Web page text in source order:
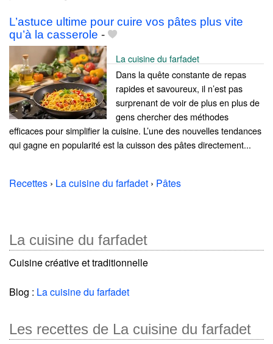
L’astuce ultime pour cuire vos pâtes plus vite
qu’à la casserole -
La cuisine du farfadet
Dans la quête constante de repas
rapides et savoureux, il n’est pas
surprenant de voir de plus en plus de
gens chercher des méthodes
efficaces pour simplifier la cuisine. L’une des nouvelles tendances
qui gagne en popularité est la cuisson des pâtes directement...
Recettes › La cuisine du farfadet › Pâtes
La cuisine du farfadet
Cuisine créative et traditionnelle
Blog : La cuisine du farfadet
Les recettes de La cuisine du farfadet